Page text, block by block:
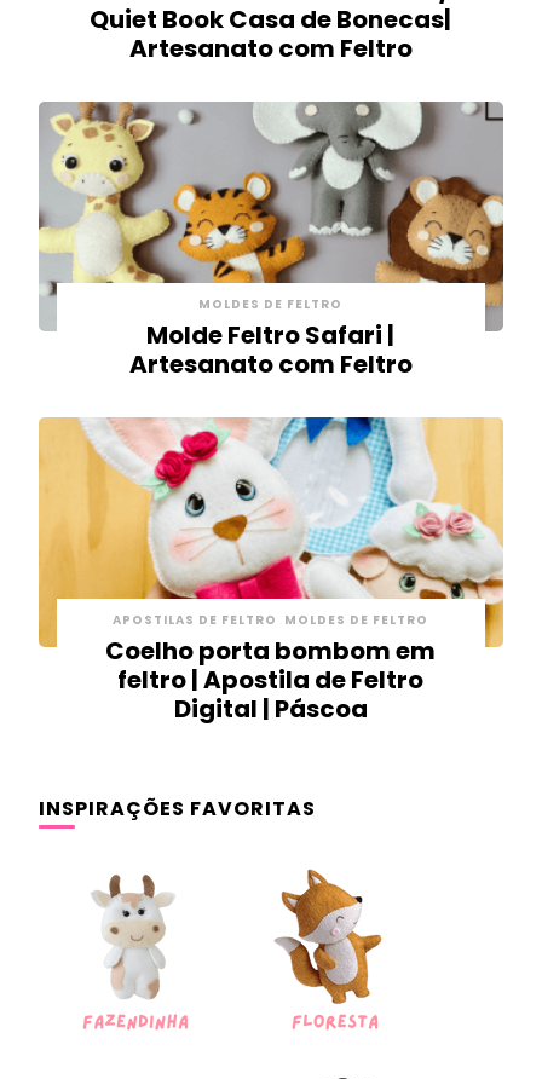
Quiet Book Casa de Bonecas|
Artesanato com Feltro
MOLDES DE FELTRO
Molde Feltro Safari |
Artesanato com Feltro
APOSTILAS DE FELTRO MOLDES DE FELTRO
Coelho porta bombom em
feltro | Apostila de Feltro
Digital | Páscoa
INSPIRAÇÕES FAVORITAS